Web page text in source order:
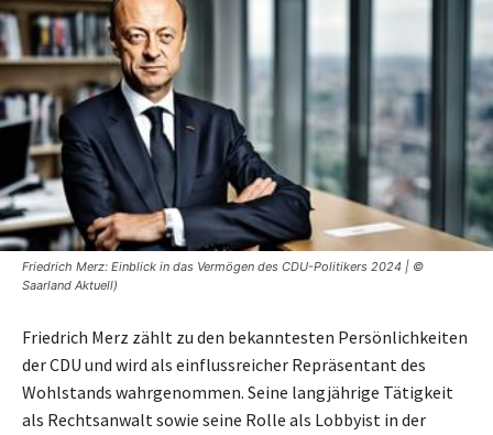
Friedrich Merz: Einblick in das Vermögen des CDU-Politikers 2024 | ©
Saarland Aktuell)
Friedrich Merz zählt zu den bekanntesten Persönlichkeiten
der CDU und wird als einflussreicher Repräsentant des
Wohlstands wahrgenommen. Seine langjährige Tätigkeit
als Rechtsanwalt sowie seine Rolle als Lobbyist in der